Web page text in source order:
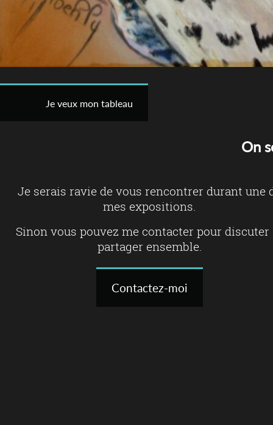
Je veux mon tableau
On
Je serais ravie de vous rencontrer durant une
mes expositions.
Sinon vous pouvez me contacter pour discuter
partager ensemble.
Contactez-moi